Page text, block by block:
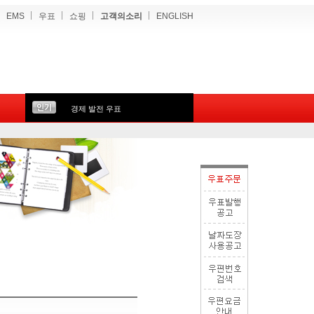
EMS 우표 쇼핑 고객의소리 ENGLISH
경제 발전 우표